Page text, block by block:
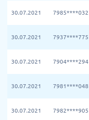
30.07.2021 7985****032
30.07.2021 7937****775
30.07.2021 7904****294
30.07.2021 7981****048
30.07.2021 7982****905